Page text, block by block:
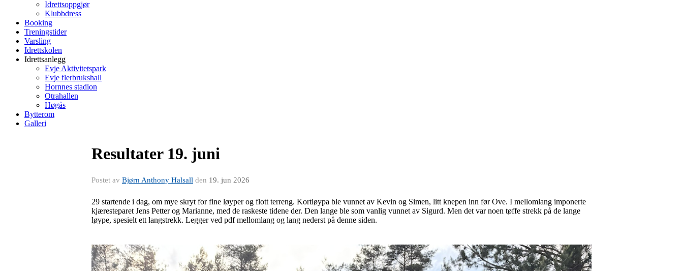
Idrettsoppgjør
Klubbdress
Booking
Treningstider
Varsling
Idrettskolen
Idrettsanlegg
Evje Aktivitetspark
Evje flerbrukshall
Hornnes stadion
Otrahallen
Høgås
Bytterom
Galleri
Resultater 19. juni
Postet av Bjørn Anthony Halsall den 19. jun 2026
29 startende i dag, om mye skryt for fine løyper og flott terreng. Kortløypa ble vunnet av Kevin og Simen, litt knepen inn før Ove. I mellomlang imponerte
kjæresteparet Jens Petter og Marianne, med de raskeste tidene der. Den lange ble som vanlig vunnet av Sigurd. Men det var noen tøffe strekk på de lange
løype, spesielt ett langstrekk. Legger ved pdf mellomlang og lang nederst på denne siden.